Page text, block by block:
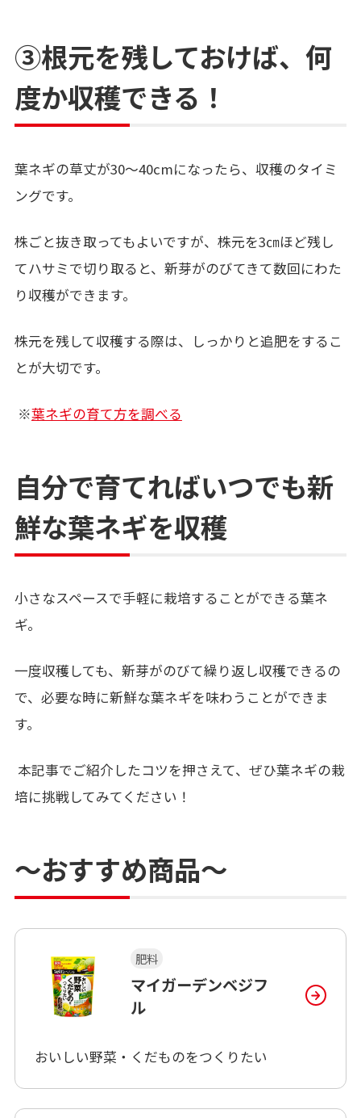
③根元を残しておけば、何
度か収穫できる！
葉ネギの草丈が30〜40cmになったら、収穫のタイミ
ングです。
株ごと抜き取ってもよいですが、株元を3㎝ほど残し
てハサミで切り取ると、新芽がのびてきて数回にわた
り収穫ができます。
株元を残して収穫する際は、しっかりと追肥をするこ
とが大切です。
※葉ネギの育て方を調べる
自分で育てればいつでも新
鮮な葉ネギを収穫
小さなスペースで手軽に栽培することができる葉ネ
ギ。
一度収穫しても、新芽がのびて繰り返し収穫できるの
で、必要な時に新鮮な葉ネギを味わうことができま
す。
本記事でご紹介したコツを押さえて、ぜひ葉ネギの栽
培に挑戦してみてください！
～おすすめ商品～
肥料
マイガーデンベジフ
ル
おいしい野菜・くだものをつくりたい